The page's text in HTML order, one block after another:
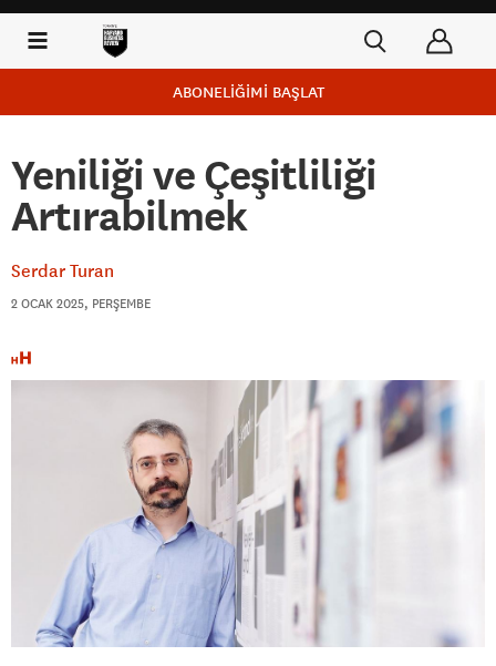
ABONELİĞİMİ BAŞLAT
Yeniliği ve Çeşitliliği
Artırabilmek
Serdar Turan
2 OCAK 2025, PERŞEMBE